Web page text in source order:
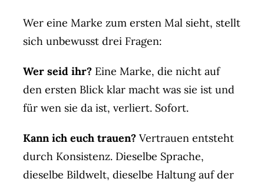
Wer eine Marke zum ersten Mal sieht, stellt
sich unbewusst drei Fragen:
Wer seid ihr?Eine Marke, die nicht auf
den ersten Blick klar macht was sie ist und
für wen sie da ist, verliert. Sofort.
Kann ich euch trauen?Vertrauen entsteht
durch Konsistenz. Dieselbe Sprache,
dieselbe Bildwelt, dieselbe Haltung auf der